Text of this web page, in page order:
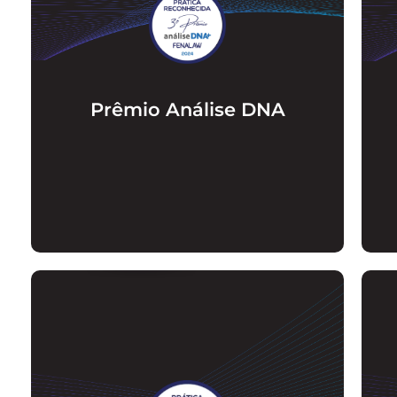
Prêmio Análise DNA
O Assis e Mendes novamente foi
mencionado no Ranking de 2024. Desta
vez com o nosso programa Start Strong que
capacita os novos colabores e garante um